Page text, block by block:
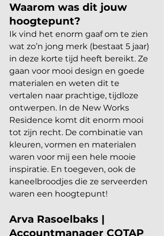
Waarom was dit jouw
hoogtepunt?
Ik vind het enorm gaaf om te zien
wat zo’n jong merk (bestaat 5 jaar)
in deze korte tijd heeft bereikt. Ze
gaan voor mooi design en goede
materialen en weten dit te
vertalen naar prachtige, tijdloze
ontwerpen. In de New Works
Residence komt dit enorm mooi
tot zijn recht. De combinatie van
kleuren, vormen en materialen
waren voor mij een hele mooie
inspiratie. En toegeven, ook de
kaneelbroodjes die ze serveerden
waren een hoogtepunt!
Arva Rasoelbaks |
Accountmanager COTAP